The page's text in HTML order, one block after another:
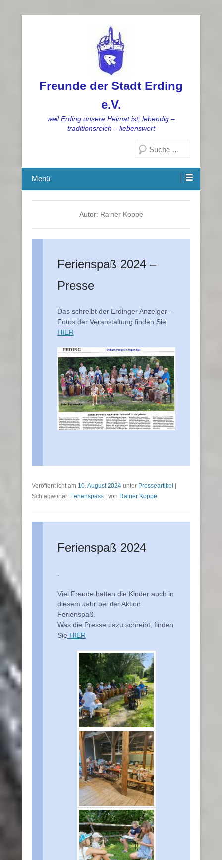
Freunde der Stadt Erding
e.V.
weil Erding unsere Heimat ist; lebendig –
traditionsreich – liebenswert
Menü
Autor: Rainer Koppe
Ferienspaß 2024 –
Presse
Das schreibt der Erdinger Anzeiger –
Fotos der Veranstaltung finden Sie
HIER
Veröffentlicht am 10. August 2024 unter Presseartikel
Schlagwörter: Ferienspass von Rainer Koppe
Ferienspaß 2024
Viel Freude hatten die Kinder auch in
diesem Jahr bei der Aktion
Ferienspaß.
Was die Presse dazu schreibt, finden
Sie HIER